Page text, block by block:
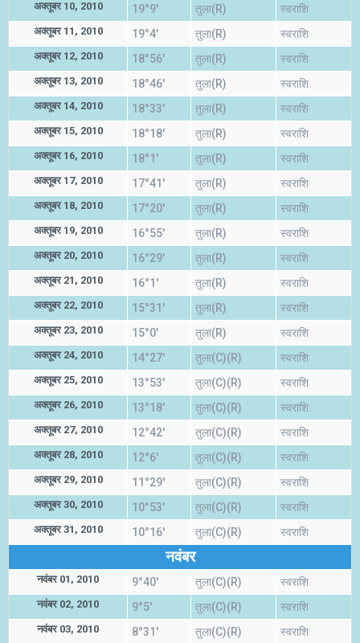
अक्तूबर 10, 2010 19°9' तुला(R) स्वराशि
अक्तूबर 11, 2010 19°4' तुला(R) स्वराशि
अक्तूबर 12, 2010 18°56' तुला(R) स्वराशि
अक्तूबर 13, 2010 18°46' तुला(R) स्वराशि
अक्तूबर 14, 2010 18°33' तुला(R) स्वराशि
अक्तूबर 15, 2010 18°18' तुला(R) स्वराशि
अक्तूबर 16, 2010 18°1' तुला(R) स्वराशि
अक्तूबर 17, 2010 17°41' तुला(R) स्वराशि
अक्तूबर 18, 2010 17°20' तुला(R) स्वराशि
अक्तूबर 19, 2010 16°55' तुला(R) स्वराशि
अक्तूबर 20, 2010 16°29' तुला(R) स्वराशि
अक्तूबर 21, 2010 16°1' तुला(R) स्वराशि
अक्तूबर 22, 2010 15°31' तुला(R) स्वराशि
अक्तूबर 23, 2010 15°0' तुला(R) स्वराशि
अक्तूबर 24, 2010 14°27' तुला(C)(R) स्वराशि
अक्तूबर 25, 2010 13°53' तुला(C)(R) स्वराशि
अक्तूबर 26, 2010 13°18' तुला(C)(R) स्वराशि
अक्तूबर 27, 2010 12°42' तुला(C)(R) स्वराशि
अक्तूबर 28, 2010 12°6' तुला(C)(R) स्वराशि
अक्तूबर 29, 2010 11°29' तुला(C)(R) स्वराशि
अक्तूबर 30, 2010 10°53' तुला(C)(R) स्वराशि
अक्तूबर 31, 2010 10°16' तुला(C)(R) स्वराशि
नवंबर
नवंबर 01, 2010 9°40' तुला(C)(R) स्वराशि
नवंबर 02, 2010 9°5' तुला(C)(R) स्वराशि
नवंबर 03, 2010 8°31' तुला(C)(R) स्वराशि